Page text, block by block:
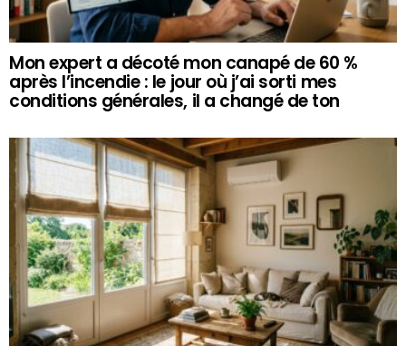
Mon expert a décoté mon canapé de 60 %
après l’incendie : le jour où j’ai sorti mes
conditions générales, il a changé de ton